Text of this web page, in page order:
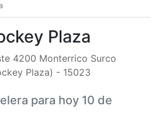
Plaza
4200 Monterrico Surco
Plaza) - 15023
para hoy 10 de